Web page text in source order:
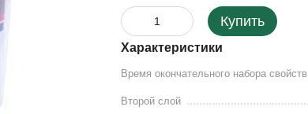
Купить
Характеристики
Время окончательного набора свойств
Второй слой